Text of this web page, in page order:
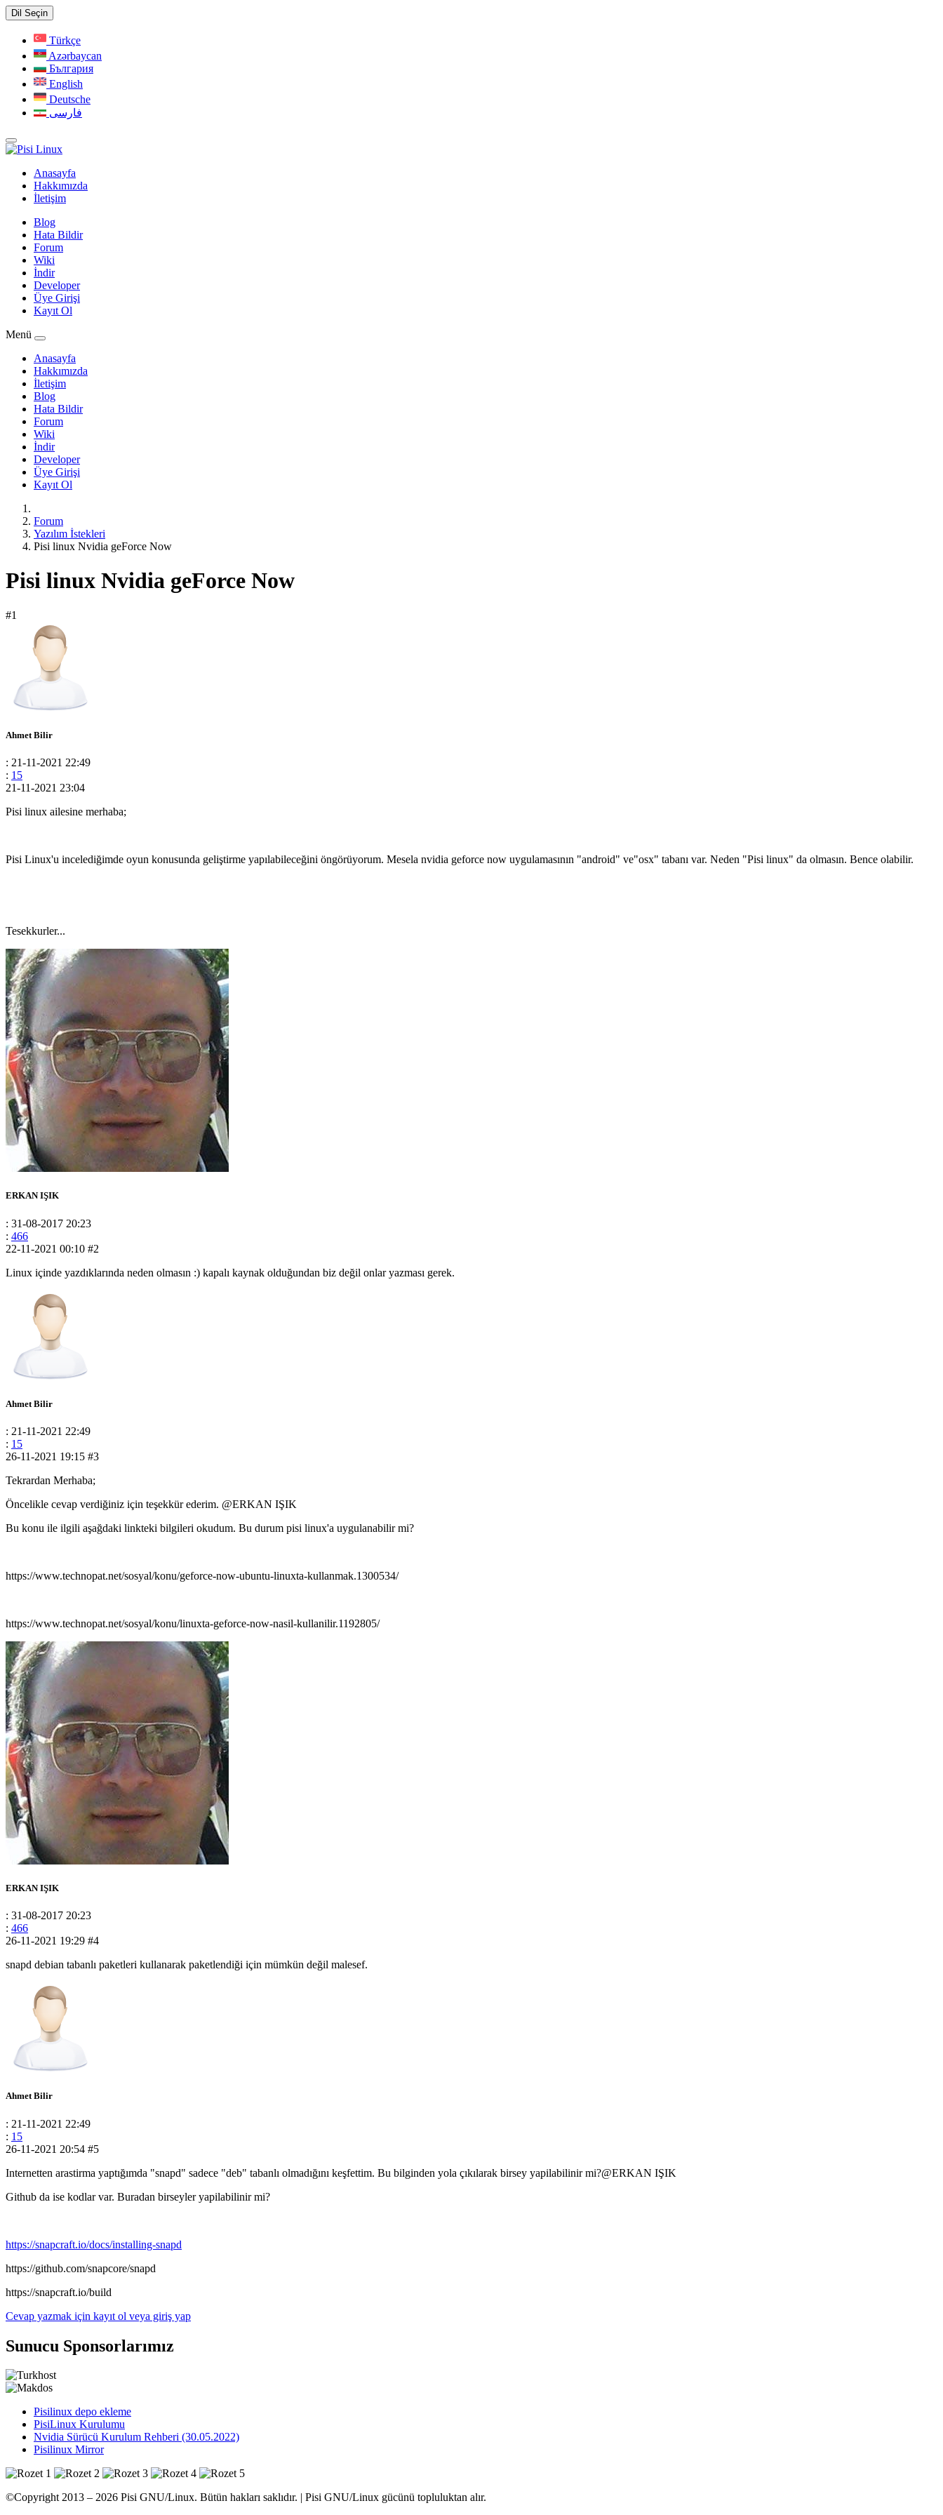
Dil Seçin
Türkçe
Azərbaycan
България
English
Deutsche
فارسی
Anasayfa
Hakkımızda
İletişim
Blog
Hata Bildir
Forum
Wiki
İndir
Developer
Üye Girişi
Kayıt Ol
Menü
Anasayfa
Hakkımızda
İletişim
Blog
Hata Bildir
Forum
Wiki
İndir
Developer
Üye Girişi
Kayıt Ol
Forum
Yazılım İstekleri
Pisi linux Nvidia geForce Now
Pisi linux Nvidia geForce Now
#1
Ahmet Bilir
: 21-11-2021 22:49
: 15
21-11-2021 23:04
Pisi linux ailesine merhaba;
Pisi Linux'u incelediğimde oyun konusunda geliştirme yapılabileceğini öngörüyorum. Mesela nvidia geforce now uygulamasının "android" ve"osx" tabanı var. Neden "Pisi linux" da olmasın. Bence olabilir.
Tesekkurler...
ERKAN IŞIK
: 31-08-2017 20:23
: 466
22-11-2021 00:10 #2
Linux içinde yazdıklarında neden olmasın :) kapalı kaynak olduğundan biz değil onlar yazması gerek.
Ahmet Bilir
: 21-11-2021 22:49
: 15
26-11-2021 19:15 #3
Tekrardan Merhaba;
Öncelikle cevap verdiğiniz için teşekkür ederim. @ERKAN IŞIK
Bu konu ile ilgili aşağdaki linkteki bilgileri okudum. Bu durum pisi linux'a uygulanabilir mi?
https://www.technopat.net/sosyal/konu/geforce-now-ubuntu-linuxta-kullanmak.1300534/
https://www.technopat.net/sosyal/konu/linuxta-geforce-now-nasil-kullanilir.1192805/
ERKAN IŞIK
: 31-08-2017 20:23
: 466
26-11-2021 19:29 #4
snapd debian tabanlı paketleri kullanarak paketlendiği için mümkün değil malesef.
Ahmet Bilir
: 21-11-2021 22:49
: 15
26-11-2021 20:54 #5
Internetten arastirma yaptığımda "snapd" sadece "deb" tabanlı olmadığını keşfettim. Bu bilginden yola çıkılarak birsey yapilabilinir mi?@ERKAN IŞIK
Github da ise kodlar var. Buradan birseyler yapilabilinir mi?
https://snapcraft.io/docs/installing-snapd
https://github.com/snapcore/snapd
https://snapcraft.io/build
Cevap yazmak için kayıt ol veya giriş yap
Sunucu Sponsorlarımız
Pisilinux depo ekleme
PisiLinux Kurulumu
Nvidia Sürücü Kurulum Rehberi (30.05.2022)
Pisilinux Mirror
©Copyright 2013 – 2026 Pisi GNU/Linux. Bütün hakları saklıdır. | Pisi GNU/Linux gücünü topluluktan alır.